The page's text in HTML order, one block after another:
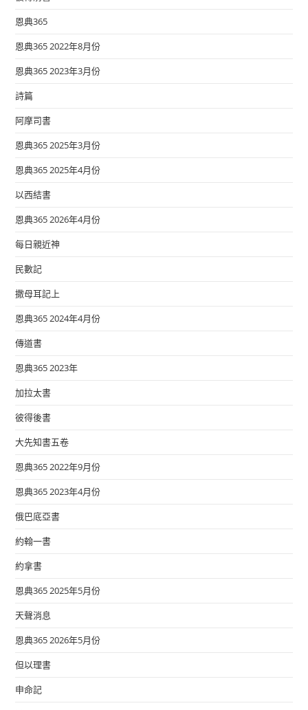
恩典365
恩典365 2022年8月份
恩典365 2023年3月份
詩篇
阿摩司書
恩典365 2025年3月份
恩典365 2025年4月份
以西結書
恩典365 2026年4月份
每日親近神
民數記
撒母耳記上
恩典365 2024年4月份
傳道書
恩典365 2023年
加拉太書
彼得後書
大先知書五卷
恩典365 2022年9月份
恩典365 2023年4月份
俄巴底亞書
約翰一書
約拿書
恩典365 2025年5月份
天聲消息
恩典365 2026年5月份
但以理書
申命記